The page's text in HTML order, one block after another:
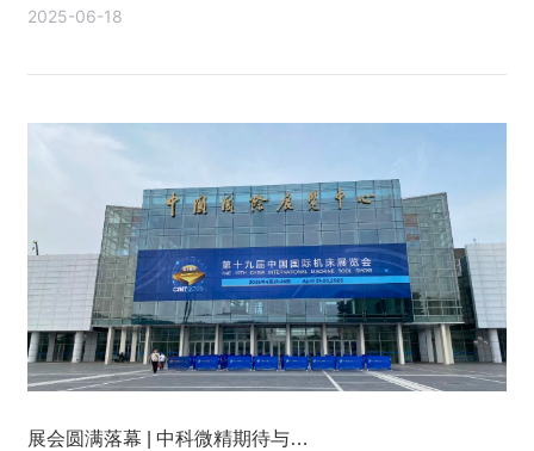
2025-06-18
展会圆满落幕 | 中科微精期待与您下一届展会再相遇